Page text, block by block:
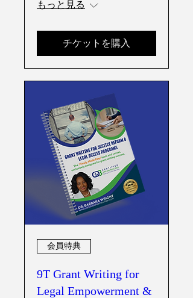
もっと見る
チケットを購入
会員特典
9T Grant Writing for
Legal Empowerment &